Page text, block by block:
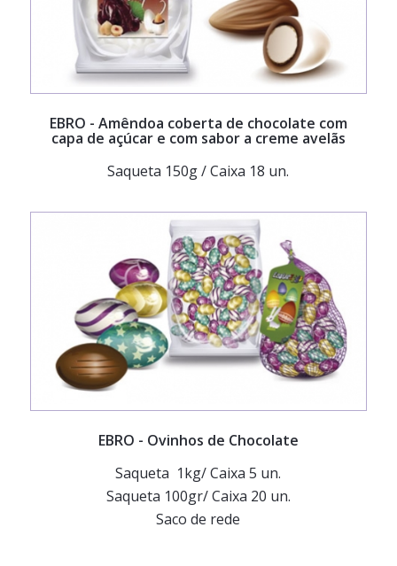
EBRO - Amêndoa coberta de chocolate com
capa de açúcar e com sabor a creme avelãs
Saqueta 150g / Caixa 18 un.
EBRO - Ovinhos de Chocolate
Saqueta 1kg/ Caixa 5 un.
Saqueta 100gr/ Caixa 20 un.
Saco de rede